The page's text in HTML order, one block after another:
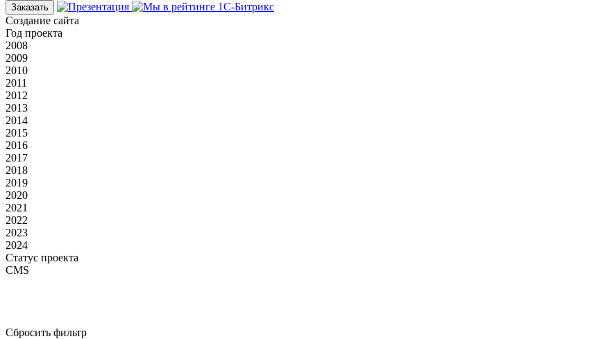
Заказать
Создание сайта
Год проекта
2008
2009
2010
2011
2012
2013
2014
2015
2016
2017
2018
2019
2020
2021
2022
2023
2024
Статус проекта
CMS
Сбросить фильтр